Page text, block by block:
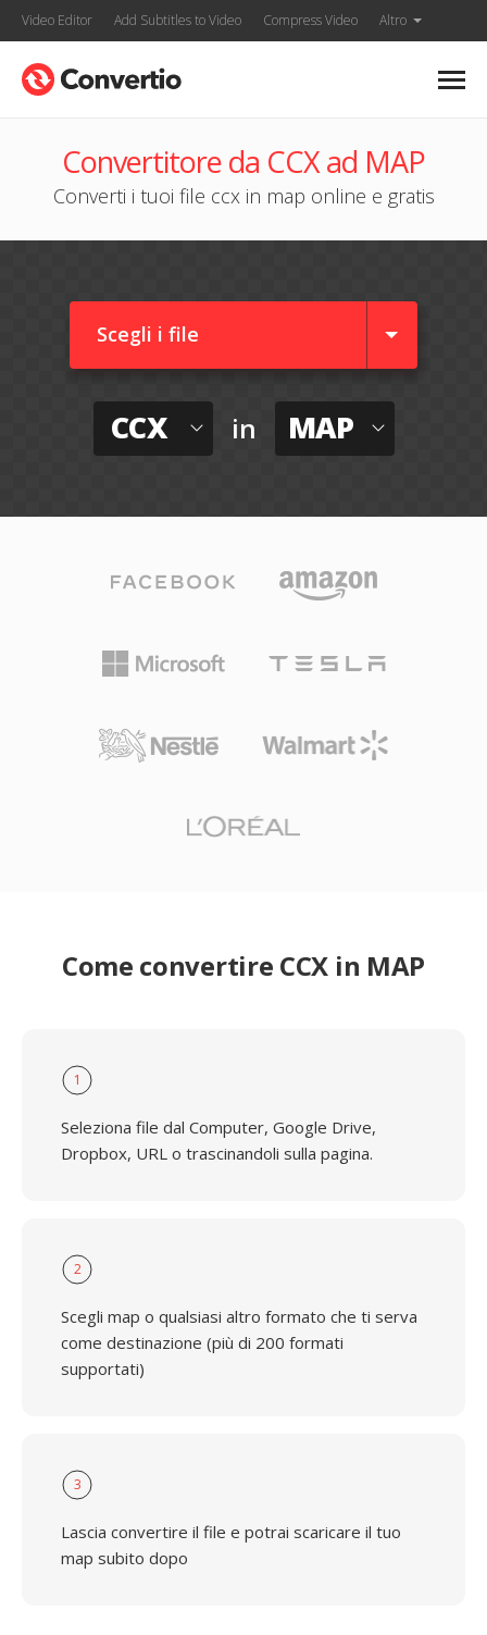
Video Editor Add Subtitles to Video Compress Video Altro
Convertitore da CCX ad MAP
Converti i tuoi file ccx in map online e gratis
Scegli i file
CCX in MAP
Come convertire CCX in MAP
1
Seleziona file dal Computer, Google Drive,
Dropbox, URL o trascinandoli sulla pagina.
2
Scegli map o qualsiasi altro formato che ti serva
come destinazione (più di 200 formati
supportati)
3
Lascia convertire il file e potrai scaricare il tuo
map subito dopo